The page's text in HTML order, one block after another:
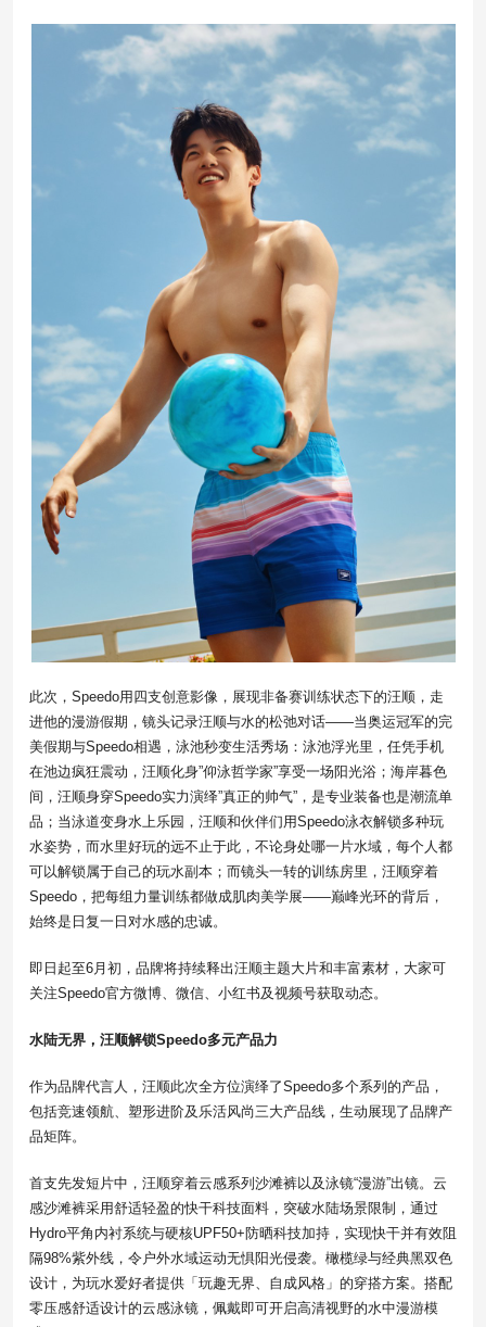
此次，Speedo用四支创意影像，展现非备赛训练状态下的汪顺，走
进他的漫游假期，镜头记录汪顺与水的松弛对话——当奥运冠军的完
美假期与Speedo相遇，泳池秒变生活秀场：泳池浮光里，任凭手机
在池边疯狂震动，汪顺化身”仰泳哲学家”享受一场阳光浴；海岸暮色
间，汪顺身穿Speedo实力演绎”真正的帅气”，是专业装备也是潮流单
品；当泳道变身水上乐园，汪顺和伙伴们用Speedo泳衣解锁多种玩
水姿势，而水里好玩的远不止于此，不论身处哪一片水域，每个人都
可以解锁属于自己的玩水副本；而镜头一转的训练房里，汪顺穿着
Speedo，把每组力量训练都做成肌肉美学展——巅峰光环的背后，
始终是日复一日对水感的忠诚。
即日起至6月初，品牌将持续释出汪顺主题大片和丰富素材，大家可
关注Speedo官方微博、微信、小红书及视频号获取动态。
水陆无界，汪顺解锁Speedo多元产品力
作为品牌代言人，汪顺此次全方位演绎了Speedo多个系列的产品，
包括竞速领航、塑形进阶及乐活风尚三大产品线，生动展现了品牌产
品矩阵。
首支先发短片中，汪顺穿着云感系列沙滩裤以及泳镜“漫游”出镜。云
感沙滩裤采用舒适轻盈的​​快干科技面料​​，突破水陆场景限制，通过​​
Hydro平角内衬系统​​与​​硬核UPF50+防晒科技​​加持，实现快干并有效阻
隔98%紫外线，令户外水域运动无惧阳光侵袭。橄榄绿与经典黑双色
设计，为玩水爱好者提供「玩趣无界、自成风格」的穿搭方案。搭配​​
零压感舒适设计的云感泳镜​​，佩戴即可开启高清视野的水中漫游模